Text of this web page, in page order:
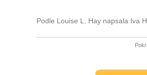
...
Podle Louise L. Hay napsala Iva